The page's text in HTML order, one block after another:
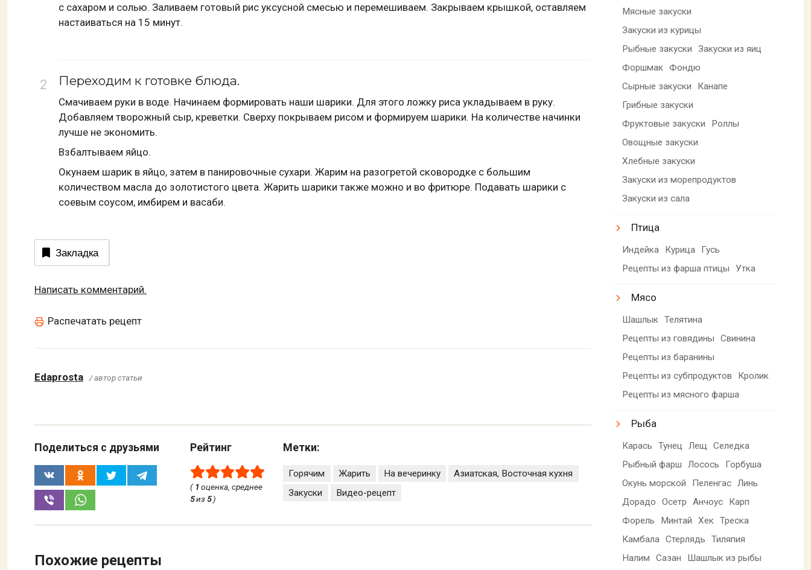
с сахаром и солью. Заливаем готовый рис уксусной смесью и перемешиваем. Закрываем крышкой, оставляем
настаиваться на 15 минут.
Переходим к готовке блюда.
Смачиваем руки в воде. Начинаем формировать наши шарики. Для этого ложку риса укладываем в руку.
Добавляем творожный сыр, креветки. Сверху покрываем рисом и формируем шарики. На количестве начинки
лучше не экономить.
Взбалтываем яйцо.
Окунаем шарик в яйцо, затем в панировочные сухари. Жарим на разогретой сковородке с большим
количеством масла до золотистого цвета. Жарить шарики также можно и во фритюре. Подавать шарики с
соевым соусом, имбирем и васаби.
Закладка
Написать комментарий.
Распечатать рецепт
Edaprosta / автор статьи
Поделиться с друзьями Рейтинг
( 1оценка, среднее
5из 5)
Метки:
Горячим Жарить На вечеринку
Азиатская, Восточная кухня
Закуски
Видео-рецепт
Похожие рецепты
Мясные закуски
Закуски из курицы
Рыбные закуски
Закуски из яиц
Форшмак Фондю
Сырные закуски
Канапе
Грибные закуски
Фруктовые закуски
Роллы
Овощные закуски
Хлебные закуски
Закуски из морепродуктов
Закуски из сала
Птица
Индейка Курица
Гусь
Рецепты из фарша птицы
Утка
Мясо
Шашлык Телятина
Рецепты из говядины
Свинина
Рецепты из баранины
Рецепты из субпродуктов
Кролик
Рецепты из мясного фарша
Рыба
Карась Тунец Лещ
Селедка
Рыбный фарш
Лосось
Горбуша
Окунь морской
Пеленгас Линь
Дорадо
Осетр Анчоус
Карп
Форель
Минтай Хек Треска
Камбала Стерлядь
Тиляпия
Налим
Сазан
Шашлык из рыбы